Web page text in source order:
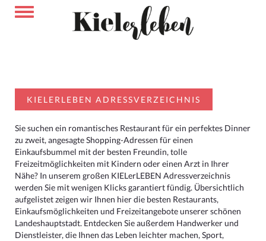
KIELERLEBEN ADRESSVERZEICHNIS
Sie suchen ein romantisches Restaurant für ein perfektes Dinner
zu zweit, angesagte Shopping-Adressen für einen
Einkaufsbummel mit der besten Freundin, tolle
Freizeitmöglichkeiten mit Kindern oder einen Arzt in Ihrer
Nähe? In unserem großen KIELerLEBEN Adressverzeichnis
werden Sie mit wenigen Klicks garantiert fündig. Übersichtlich
aufgelistet zeigen wir Ihnen hier die besten Restaurants,
Einkaufsmöglichkeiten und Freizeitangebote unserer schönen
Landeshauptstadt. Entdecken Sie außerdem Handwerker und
Dienstleister, die Ihnen das Leben leichter machen, Sport,